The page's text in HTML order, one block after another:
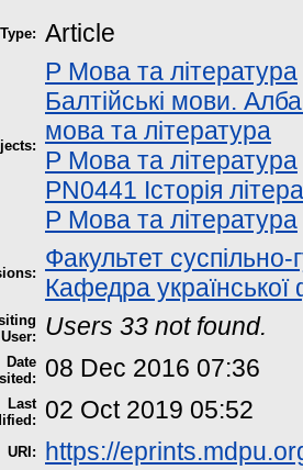
Article
P Мова та література
Балтійські мови.
мова та література
P Мова та література
PN0441 Історія
P Мова та література
Факультет
Кафедра української
User:
Users 33 not found.
Date 08 Dec 2016 07:36
Last 02 Oct 2019 05:52
URI: https://